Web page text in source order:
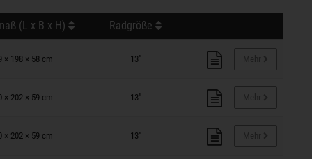
(L x B x H) Radgröße
× 198 × 58 cm 13"
× 202 × 59 cm 13"
× 202 × 59 cm 13"